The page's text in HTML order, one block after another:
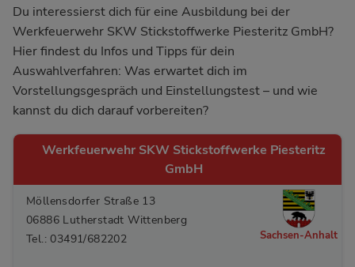
Du interessierst dich für eine Ausbildung bei der
Werkfeuerwehr SKW Stickstoffwerke Piesteritz GmbH?
Hier findest du Infos und Tipps für dein
Auswahlverfahren: Was erwartet dich im
Vorstellungsgespräch und Einstellungstest – und wie
kannst du dich darauf vorbereiten?
Werkfeuerwehr SKW Stickstoffwerke Piesteritz
GmbH
Möllensdorfer Straße 13
06886 Lutherstadt Wittenberg
Tel.: 03491/682202
Sachsen-Anhalt